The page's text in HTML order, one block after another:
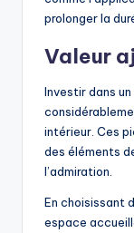
prolonger la
Valeur
Investir dans
intérieur. Ces
des éléments
l’admiration.
En choisissant
espace